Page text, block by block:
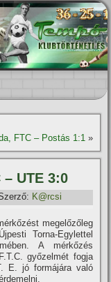
FTC – Postás 1:1»
– UTE 3:0
K@rcsi
megelőzőleg
Torna-Egylettel
A mérkőzés
győzelmét fogja
E. jó formájára való